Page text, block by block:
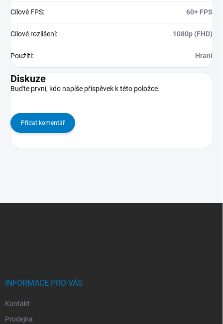
Cílové FPS: 60+ FPS
Cílové rozlišení: 1080p (FHD)
Použití: Hraní
Diskuze
Buďte první, kdo napíše příspěvek k této položce.
Přidat komentář
INFORMACE PRO VÁS
Kontakt
Prodejna